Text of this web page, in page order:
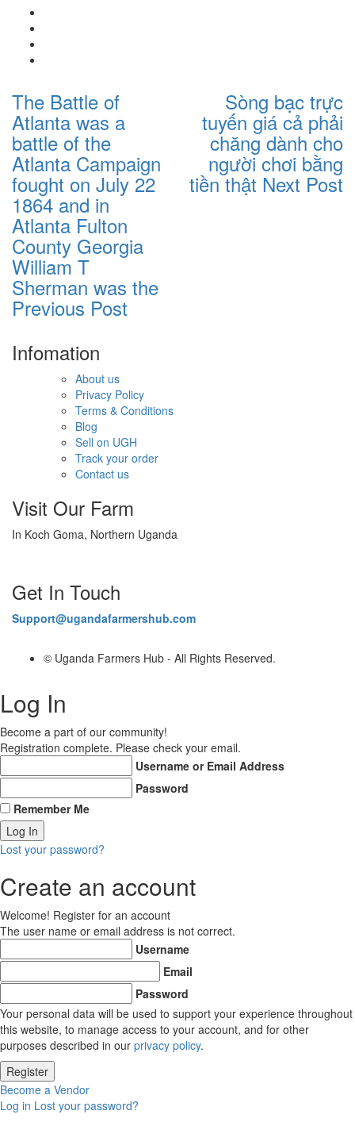
The Battle of
Atlanta was a
battle of the
Atlanta Campaign
fought on July 22
1864 and in
Atlanta Fulton
County Georgia
William T
Sherman was the
Previous Post
Sòng bạc trực
tuyến giá cả phải
chăng dành cho
người chơi bằng
tiền thật Next Post
Infomation
About us
Privacy Policy
Terms & Conditions
Blog
Sell on UGH
Track your order
Contact us
Visit Our Farm
In Koch Goma, Northern Uganda
Get In Touch
Support@ugandafarmershub.com
© Uganda Farmers Hub - All Rights Reserved.
Log In
Become a part of our community!
Registration complete. Please check your email.
Username or Email Address
Password
Remember Me
Lost your password?
Create an account
Welcome! Register for an account
The user name or email address is not correct.
Username
Email
Password
Your personal data will be used to support your experience throughout
this website, to manage access to your account, and for other
purposes described in our privacy policy.
Become a Vendor
Log in Lost your password?